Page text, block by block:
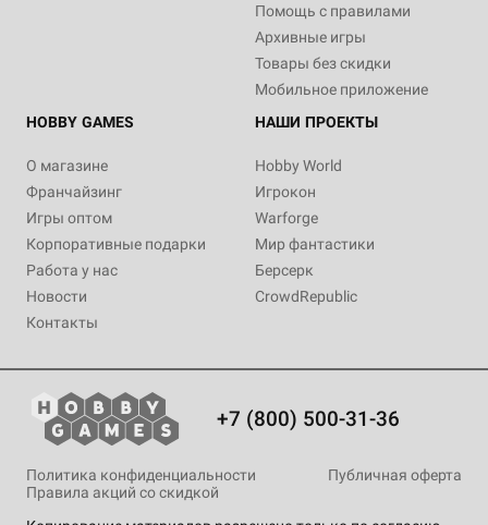
Помощь с правилами
Архивные игры
Товары без скидки
Мобильное приложение
HOBBY GAMES
О магазине
Франчайзинг
Игры оптом
Корпоративные подарки
Работа у нас
Новости
Контакты
НАШИ ПРОЕКТЫ
Hobby World
Игрокон
Warforge
Мир фантастики
Берсерк
CrowdRepublic
+7 (800) 500-31-36
Политика конфиденциальности
Публичная оферта
Правила акций со скидкой